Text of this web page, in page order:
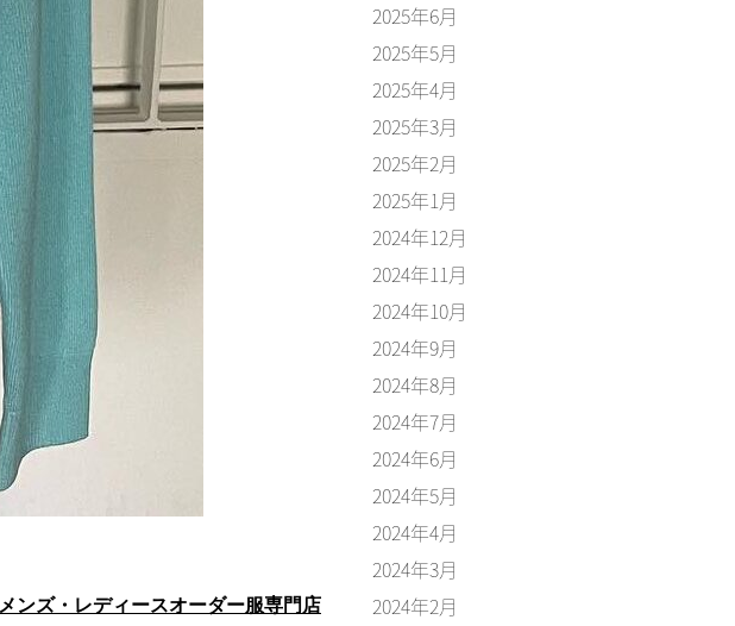
メンズ・レディースオーダー服専門店
2025年6月
2025年5月
2025年4月
2025年3月
2025年2月
2025年1月
2024年12月
2024年11月
2024年10月
2024年9月
2024年8月
2024年7月
2024年6月
2024年5月
2024年4月
2024年3月
2024年2月